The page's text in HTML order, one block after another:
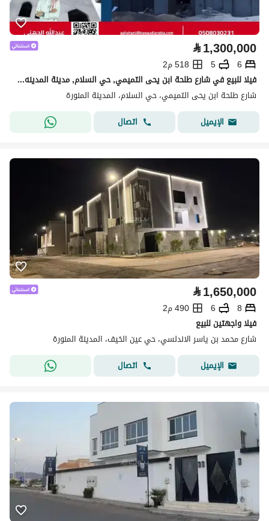
⃁1,300,000
6
5
518 م2
فيلا للبيع في شارع طلحة ابن يحى التميمي, حي السلام, مدينة المدينه المنوره, منطقة المدينة المنورة
شارع طلحة ابن يحى التميمي، حي السلام، المدينة المنورة
الإيميل
اتصال
⃁1,650,000
8
6
490 م2
فيلا واجهتين للبيع
شارع محمد بن ياسر الاندلسي، حي عين الخيف، المدينة المنورة
الإيميل
اتصال